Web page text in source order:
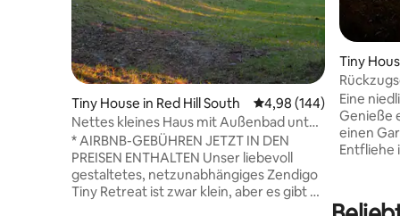
Tiny House in Red Hill South Durchschnittliche
4,98 (144)
Nettes kleines Haus mit Außenbad unter
dem Sternenhimmel
* AIRBNB-GEBÜHREN JETZT IN DEN
PREISEN ENTHALTEN Unser liebevoll
gestaltetes, netzunabhängiges Zendigo
Tiny Retreat ist zwar klein, aber es gibt so
Tiny
Eine
Genieße
einen
Entfliehe